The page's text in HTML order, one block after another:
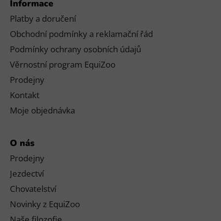
Informace
Platby a doručení
Obchodní podmínky a reklamační řád
Podmínky ochrany osobních údajů
Věrnostní program EquiZoo
Prodejny
Kontakt
Moje objednávka
O nás
Prodejny
Jezdectví
Chovatelství
Novinky z EquiZoo